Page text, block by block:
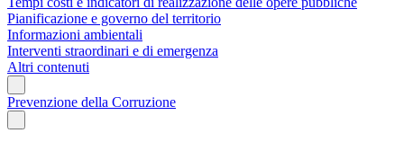
Pianificazione e governo del territorio
Informazioni ambientali
Interventi straordinari e di emergenza
Altri contenuti
Prevenzione della Corruzione